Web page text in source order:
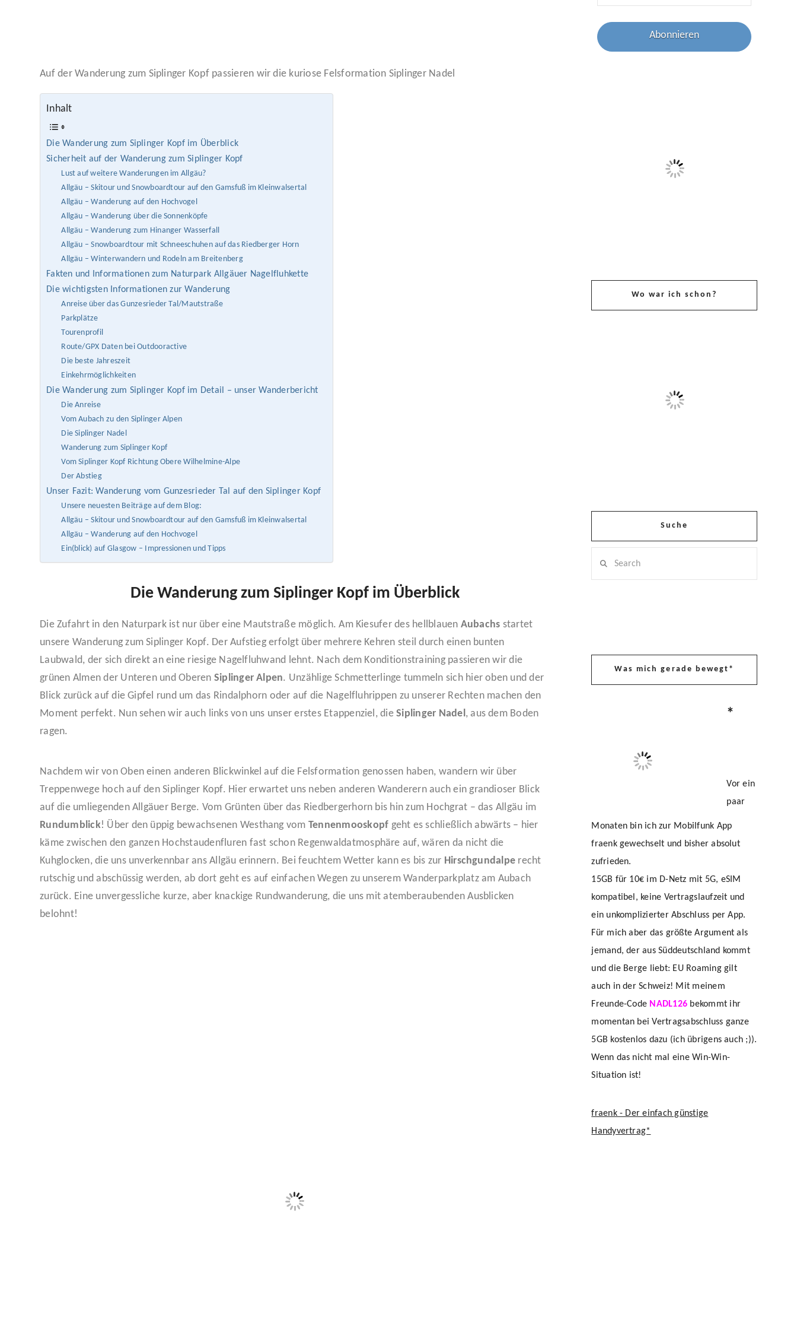
Auf der Wanderung zum Siplinger Kopf passieren wir die kuriose Felsformation Siplinger Nadel
Inhalt
Die Wanderung zum Siplinger Kopf im Überblick
Sicherheit auf der Wanderung zum Siplinger Kopf
Lust auf weitere Wanderungen im Allgäu?
Allgäu – Skitour und Snowboardtour auf den Gamsfuß im Kleinwalsertal
Allgäu – Wanderung auf den Hochvogel
Allgäu – Wanderung über die Sonnenköpfe
Allgäu – Wanderung zum Hinanger Wasserfall
Allgäu – Snowboardtour mit Schneeschuhen auf das Riedberger Horn
Allgäu – Winterwandern und Rodeln am Breitenberg
Fakten und Informationen zum Naturpark Allgäuer Nagelfluhkette
Die wichtigsten Informationen zur Wanderung
Anreise über das Gunzesrieder Tal/Mautstraße
Parkplätze
Tourenprofil
Route/GPX Daten bei Outdooractive
Die beste Jahreszeit
Einkehrmöglichkeiten
Die Wanderung zum Siplinger Kopf im Detail – unser Wanderbericht
Die Anreise
Vom Aubach zu den Siplinger Alpen
Die Siplinger Nadel
Wanderung zum Siplinger Kopf
Vom Siplinger Kopf Richtung Obere Wilhelmine-Alpe
Der Abstieg
Unser Fazit: Wanderung vom Gunzesrieder Tal auf den Siplinger Kopf
Unsere neuesten Beiträge auf dem Blog:
Allgäu – Skitour und Snowboardtour auf den Gamsfuß im Kleinwalsertal
Allgäu – Wanderung auf den Hochvogel
Ein(blick) auf Glasgow – Impressionen und Tipps
Die Wanderung zum Siplinger Kopf im Überblick
Die Zufahrt in den Naturpark ist nur über eine Mautstraße möglich. Am Kiesufer des hellblauen Aubachs startet
unsere Wanderung zum Siplinger Kopf. Der Aufstieg erfolgt über mehrere Kehren steil durch einen bunten
Laubwald, der sich direkt an eine riesige Nagelfluhwand lehnt. Nach dem Konditionstraining passieren wir die
grünen Almen der Unteren und Oberen Siplinger Alpen. Unzählige Schmetterlinge tummeln sich hier oben und der
Blick zurück auf die Gipfel rund um das Rindalphorn oder auf die Nagelfluhrippen zu unserer Rechten machen den
Moment perfekt. Nun sehen wir auch links von uns unser erstes Etappenziel, dieSiplinger Nadel , aus dem Boden
ragen.
Nachdem wir von Oben einen anderen Blickwinkel auf die Felsformation genossen haben, wandern wir über
Treppenwege hoch auf den Siplinger Kopf. Hier erwartet uns neben anderen Wanderern auch ein grandioser Blick
auf die umliegenden Allgäuer Berge. Vom Grünten über das Riedbergerhorn bis hin zum Hochgrat – das Allgäu im
Rundumblick! Über den üppig bewachsenen Westhang vom Tennenmooskopf geht es schließlich abwärts – hier
käme zwischen den ganzen Hochstaudenfluren fast schon Regenwaldatmosphäre auf, wären da nicht die
Kuhglocken, die uns unverkennbar ans Allgäu erinnern. Bei feuchtem Wetter kann es bis zur Hirschgundalpe recht
rutschig und abschüssig werden, ab dort geht es auf einfachen Wegen zu unserem Wanderparkplatz am Aubach
zurück. Eine unvergessliche kurze, aber knackige Rundwanderung, die uns mit atemberaubenden Ausblicken
belohnt!
Wo war ich schon?
Suche
Was mich gerade bewegt*
*
Vor ein
paar
Monaten bin ich zur Mobilfunk App
fraenk gewechselt und bisher absolut
zufrieden.
15GB für 10€ im D-Netz mit 5G, eSIM
kompatibel, keine Vertragslaufzeit und
ein unkomplizierter Abschluss per App.
Für mich aber das größte Argument als
jemand, der aus Süddeutschland kommt
und die Berge liebt: EU Roaming gilt
auch in der Schweiz! Mit meinem
Freunde-Code NADL126 bekommt ihr
momentan bei Vertragsabschluss ganze
5GB kostenlos dazu (ich übrigens auch ;)).
Wenn das nicht mal eine Win-Win-
Situation ist!
fraenk - Der einfach günstige
Handyvertrag*